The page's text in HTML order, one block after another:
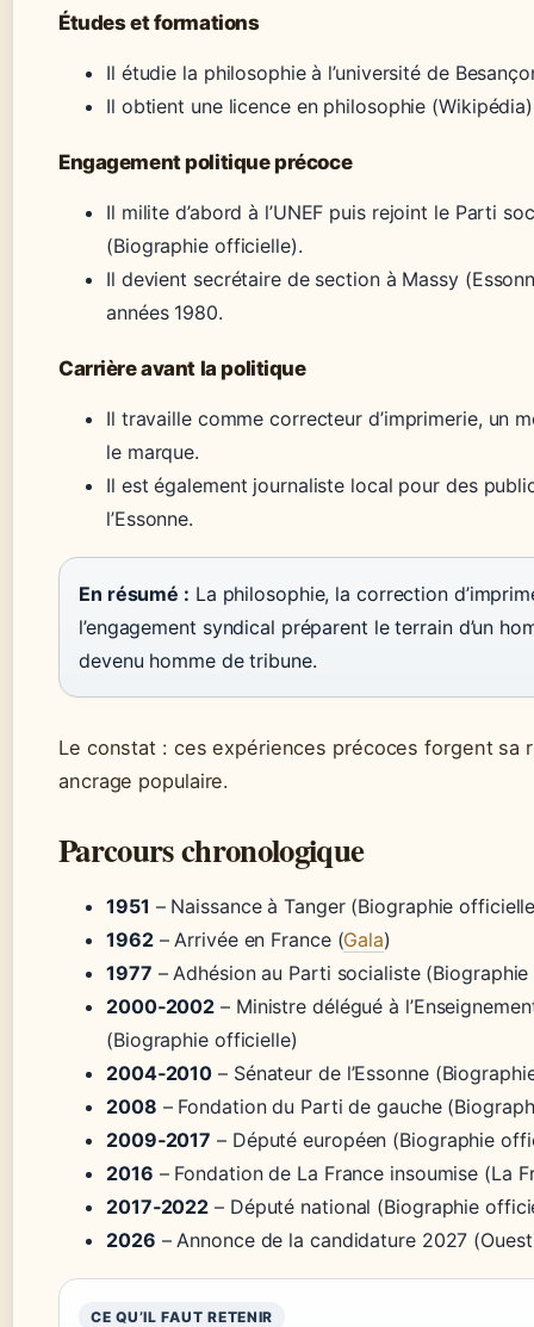
Études et formations
Il étudie la philosophie à l’université de
Il obtient une licence en philosophie
Engagement politique précoce
Il milite d’abord à l’UNEF puis rejoint le Parti
(Biographie officielle).
Il devient secrétaire de section à Massy
années 1980.
Carrière avant la politique
Il travaille comme correcteur d’imprimerie, un
le marque.
Il est également journaliste local pour des
l’Essonne.
En résumé : La philosophie, la correction
l’engagement syndical préparent le terrain d’un
devenu homme de tribune.
Le constat : ces expériences précoces forgent sa
ancrage populaire.
Parcours chronologique
1951 – Naissance à Tanger (Biographie
1962– Arrivée en France (Gala)
1977 – Adhésion au Parti socialiste
2000‑2002 – Ministre délégué à
(Biographie officielle)
2004‑2010 – Sénateur de l’Essonne
2008 – Fondation du Parti de gauche
2009‑2017 – Député européen (Biographie
2016 – Fondation de La France insoumise (La
2017‑2022 – Député national (Biographie
2026 – Annonce de la candidature 2027
CE QU’IL FAUT RETENIR